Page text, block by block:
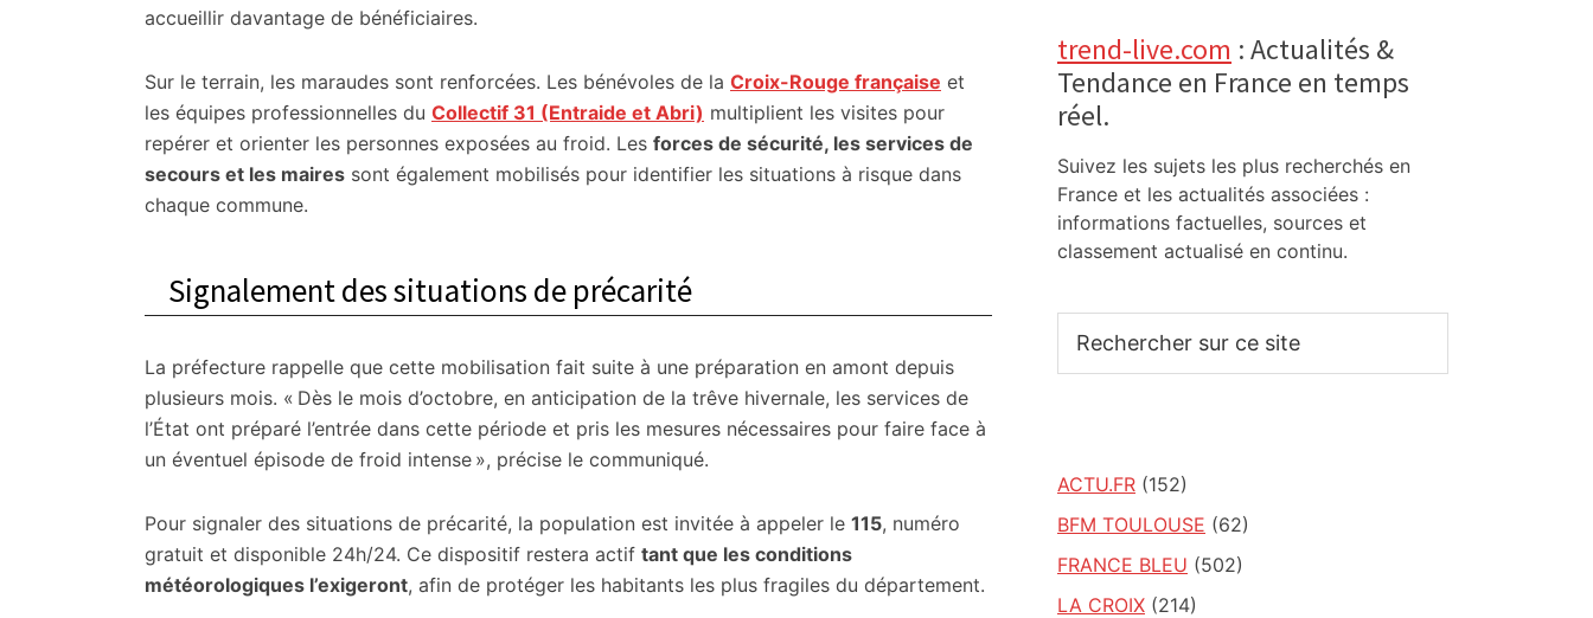
accueillir davantage de bénéficiaires.
Sur le terrain, les maraudes sont renforcées. Les bénévoles de la Croix-Rouge française et
les équipes professionnelles du Collectif 31 (Entraide et Abri) multiplient les visites pour
repérer et orienter les personnes exposées au froid. Les forces de sécurité, les services de
secours et les maires sont également mobilisés pour identifier les situations à risque dans
chaque commune.
Signalement des situations de précarité
La préfecture rappelle que cette mobilisation fait suite à une préparation en amont depuis
plusieurs mois. « Dès le mois d’octobre, en anticipation de la trêve hivernale, les services de
l’État ont préparé l’entrée dans cette période et pris les mesures nécessaires pour faire face à
un éventuel épisode de froid intense », précise le communiqué.
Pour signaler des situations de précarité, la population est invitée à appeler le 115, numéro
gratuit et disponible 24h/24. Ce dispositif restera actif tant que les conditions
météorologiques l’exigeront, afin de protéger les habitants les plus fragiles du département.
trend-live.com : Actualités &
Tendance en France en temps
réel.
Suivez les sujets les plus recherchés en
France et les actualités associées :
informations factuelles, sources et
classement actualisé en continu.
sur
ACTU.FR (152)
BFM TOULOUSE (62)
FRANCE BLEU (502)
LA CROIX (214)